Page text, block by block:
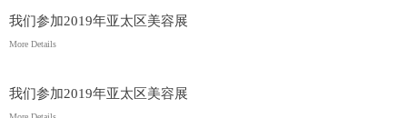
我们参加2019年亚太区美容展
More Details
我们参加2019年亚太区美容展